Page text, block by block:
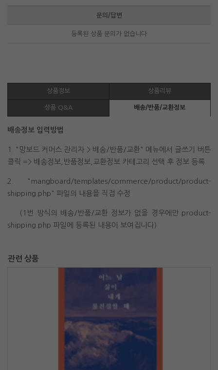
문의/답변
등록된 상품 문의가 없습니다
상품정보 상품리뷰
상품 Q&A 배송/반품/교환정보
배송정보 입력방법
1. "망보드 커머스 관리자 > 배송/반품/교환" 메뉴에서 글쓰기 버튼
클릭 => 배송정보,반품정보,교환정보 카테고리 선택 후 정보 등록
2. "mangboard/templates/commerce/product/product-
shipping.php" 파일의 내용을 직접 수정
(1번 방식의 배송/반품/교환 정보가 없을 경우에만 product-
shipping.php 파일에 등록된 내용이 보여집니다)
관련 상품